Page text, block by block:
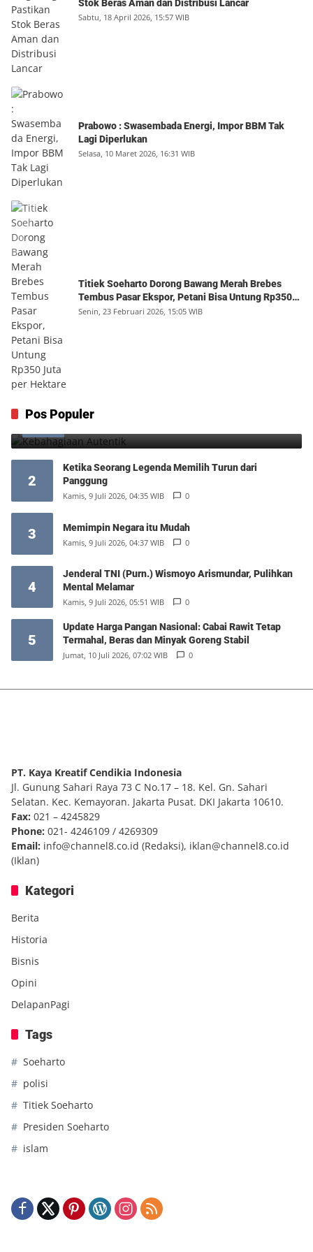
Stok Beras Aman dan Distribusi Lancar
Sabtu, 18 April 2026, 15:57 WIB
Prabowo : Swasembada Energi, Impor BBM Tak
Lagi Diperlukan
Selasa, 10 Maret 2026, 16:31 WIB
Titiek Soeharto Dorong Bawang Merah Brebes
Tembus Pasar Ekspor, Petani Bisa Untung Rp350
Juta per Hektare
Senin, 23 Februari 2026, 15:05 WIB
Pos Populer
1 Kebahagiaan Autentik
2
Ketika Seorang Legenda Memilih Turun dari
Panggung
Kamis, 9 Juli 2026, 04:35 WIB 0
3 Memimpin Negara itu Mudah
Kamis, 9 Juli 2026, 04:37 WIB 0
4
Jenderal TNI (Purn.) Wismoyo Arismundar, Pulihkan
Mental Melamar
Kamis, 9 Juli 2026, 05:51 WIB 0
5
Update Harga Pangan Nasional: Cabai Rawit Tetap
Termahal, Beras dan Minyak Goreng Stabil
Jumat, 10 Juli 2026, 07:02 WIB 0
PT. Kaya Kreatif Cendikia Indonesia
Jl. Gunung Sahari Raya 73 C No.17 – 18. Kel. Gn. Sahari
Selatan. Kec. Kemayoran. Jakarta Pusat. DKI Jakarta 10610.
Fax: 021 – 4245829
Phone: 021- 4246109 / 4269309
Email: info@channel8.co.id (Redaksi), iklan@channel8.co.id
(Iklan)
Kategori
Berita
Historia
Bisnis
Opini
DelapanPagi
Tags
Soeharto
polisi
Titiek Soeharto
Presiden Soeharto
islam